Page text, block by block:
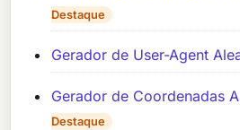
Destaque
Gerador de User-Agent
Gerador de Coordenadas
Destaque